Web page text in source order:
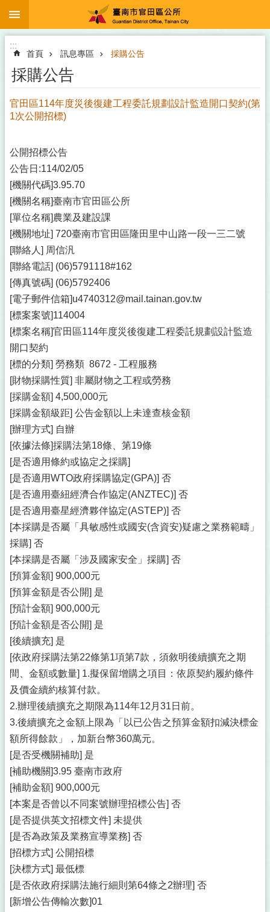
跳到主要內容區塊
:::
首頁 訊息專區 採購公告
採購公告
官田區114年度災後復建工程委託規劃設計監造開口契約(第
1次公開招標)
公開招標公告
公告日:114/02/05
[機關代碼]3.95.70
[機關名稱]臺南市官田區公所
[單位名稱]農業及建設課
[機關地址] 720臺南市官田區隆田里中山路一段一三二號
[聯絡人] 周信汎
[聯絡電話] (06)5791118#162
[傳真號碼] (06)5792406
[電子郵件信箱]u4740312@mail.tainan.gov.tw
[標案案號]114004
[標案名稱]官田區114年度災後復建工程委託規劃設計監造
開口契約
[標的分類] 勞務類 8672 - 工程服務
[財物採購性質] 非屬財物之工程或勞務
[採購金額] 4,500,000元
[採購金額級距] 公告金額以上未達查核金額
[辦理方式] 自辦
[依據法條]採購法第18條、第19條
[是否適用條約或協定之採購]
[是否適用WTO政府採購協定(GPA)] 否
[是否適用臺紐經濟合作協定(ANZTEC)] 否
[是否適用臺星經濟夥伴協定(ASTEP)] 否
[本採購是否屬「具敏感性或國安(含資安)疑慮之業務範疇」
採購] 否
[本採購是否屬「涉及國家安全」採購] 否
[預算金額] 900,000元
[預算金額是否公開] 是
[預計金額] 900,000元
[預計金額是否公開] 是
[後續擴充] 是
[依政府採購法第22條第1項第7款，須敘明後續擴充之期
間、金額或數量] 1.擬保留增購之項目：依原契約履約條件
及價金續約核算付款。
2.辦理後續擴充之期限為114年12月31日前。
3.後續擴充之金額上限為「以已公告之預算金額扣減決標金
額所得餘款」，加新台幣360萬元。
[是否受機關補助] 是
[補助機關]3.95 臺南市政府
[補助金額] 900,000元
[本案是否曾以不同案號辦理招標公告] 否
[是否提供英文招標文件] 未提供
[是否為政策及業務宣導業務] 否
[招標方式] 公開招標
[決標方式] 最低標
[是否依政府採購法施行細則第64條之2辦理] 否
[新增公告傳輸次數]01